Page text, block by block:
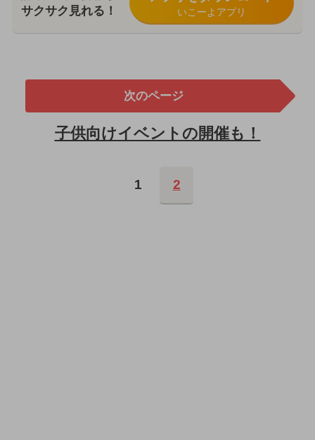
サクサク見れる！
いこーよアプリ
次のページ
子供向けイベントの開催も！
1 2